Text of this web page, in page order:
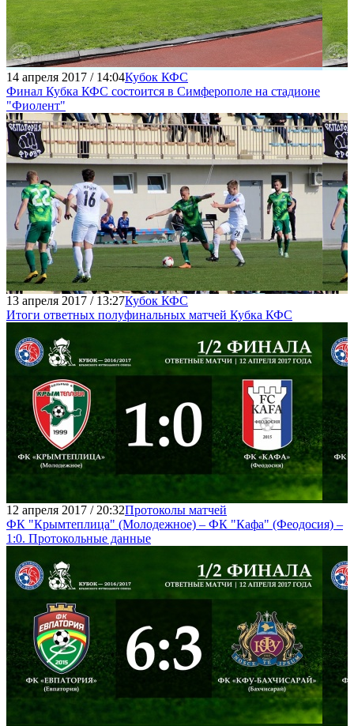
14 апреля 2017 / 14:04Кубок КФС
Финал Кубка КФС состоится в Симферополе на стадионе
"Фиолент"
13 апреля 2017 / 13:27Кубок КФС
Итоги ответных полуфинальных матчей Кубка КФС
12 апреля 2017 / 20:32Протоколы матчей
ФК "Крымтеплица" (Молодежное) – ФК "Кафа" (Феодосия) –
1:0. Протокольные данные